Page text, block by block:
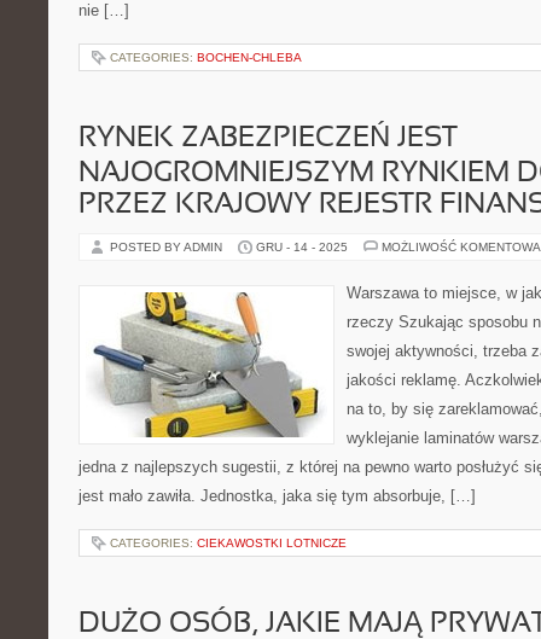
nie […]
CATEGORIES: BOCHEN-CHLEBA
RYNEK ZABEZPIECZEŃ JEST
NAJOGROMNIEJSZYM RYNKIEM
PRZEZ KRAJOWY REJESTR
POSTED BY ADMIN GRU - 14 - 2025 MOŻLIWOŚĆ
Warszawa to miejsce, w
rzeczy Szukając sposobu
swojej aktywności, trzeba
jakości reklamę.
na to, by się
wyklejanie laminatów
jedna z najlepszych sugestii, z której na pewno warto posłużyć
jest mało zawiła. Jednostka, jaka się tym absorbuje, […]
CATEGORIES: CIEKAWOSTKI LOTNICZE
DUŻO OSÓB, JAKIE MAJĄ